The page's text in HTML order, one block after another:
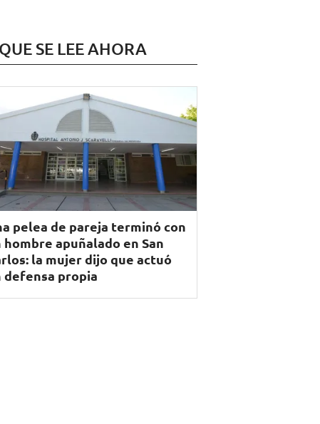
SE LEE AHORA
pelea de pareja terminó con
hombre apuñalado en San
la mujer dijo que actuó
defensa propia